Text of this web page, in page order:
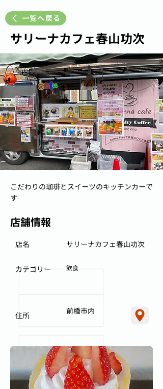
一覧へ戻る
サリーナカフェ春山功次
こだわりの珈琲とスイーツのキッチンカーで
す
店舗情報
サリーナカフェ春山功次
店名
飲食
カテゴリー
前橋市内
住所